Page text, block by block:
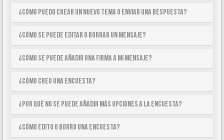
¿Cómo puedo crear un nuevo tema o enviar una respuesta?
¿Cómo se puede editar o borrar un mensaje?
¿Cómo se puede añadir una firma a mi mensaje?
¿Cómo creo una encuesta?
¿Por qué no se puede añadir más opciones a la encuesta?
¿Cómo edito o borro una encuesta?